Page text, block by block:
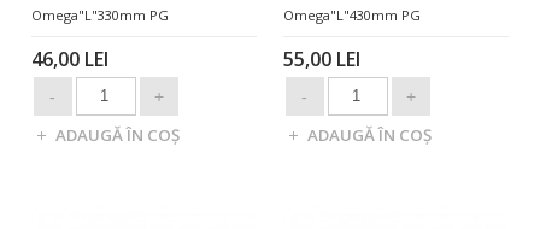
Omega"L"330mm PG
46,00 LEI
Omega"L"430mm PG
55,00 LEI